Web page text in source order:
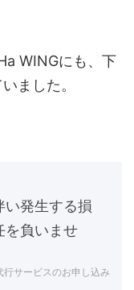
WINGにも、下
ました。
い発生する損
を負いませ
サービスのお申し込み